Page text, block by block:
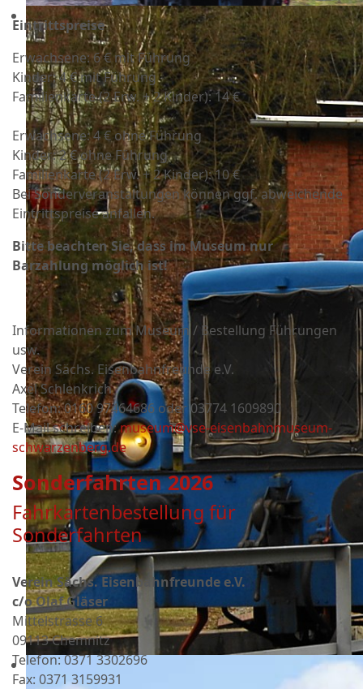
Eintrittspreise
Erwachsene: 6 € mit Führung
Kinder: 4 € mit Führung
Familienkarte (2 Erw. + 2 Kinder): 14 €
Erwachsene: 4 € ohne Führung
Kinder: 2 € ohne Führung
Familienkarte (2 Erw. + 2 Kinder): 10 €
Bei Sonderveranstaltungen können ggf. abweichende
Eintrittspreise anfallen.
Bitte beachten Sie, dass im Museum nur
Barzahlung möglich ist!
Informationen zum Museum / Bestellung Führungen
usw.
Verein Sächs. Eisenbahnfreunde e.V.
Axel Schlenkrich
Telefon: 0160 97464686 oder03774 1609890
E-Mail schreiben:museum@vse-eisenbahnmuseum-
schwarzenberg.de
Sonderfahrten 2026
Fahrkartenbestellung für
Sonderfahrten
Verein Sächs. Eisenbahnfreunde e.V.
c/o Olaf Gläser
Mittelstrasse 6
09113 Chemnitz
Telefon: 0371 3302696
Fax: 0371 3159931